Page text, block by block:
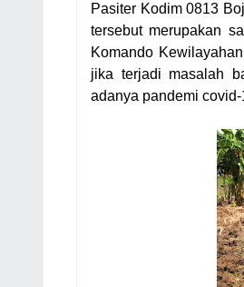
Pasiter Kodim 0813
tersebut merupakan
Komando
jika terjadi masalah
adanya pandemi